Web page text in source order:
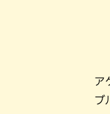
ア
ブ